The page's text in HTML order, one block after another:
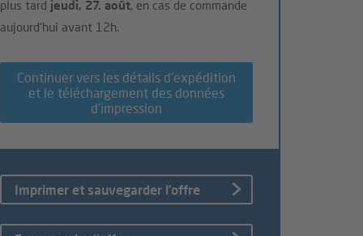
plus tard jeudi, 27. août, en cas de commande
aujourd'hui avant 12h.
Continuer vers les détails d’expédition
et le téléchargement des données
d’impression
Imprimer et sauvegarder l’offre